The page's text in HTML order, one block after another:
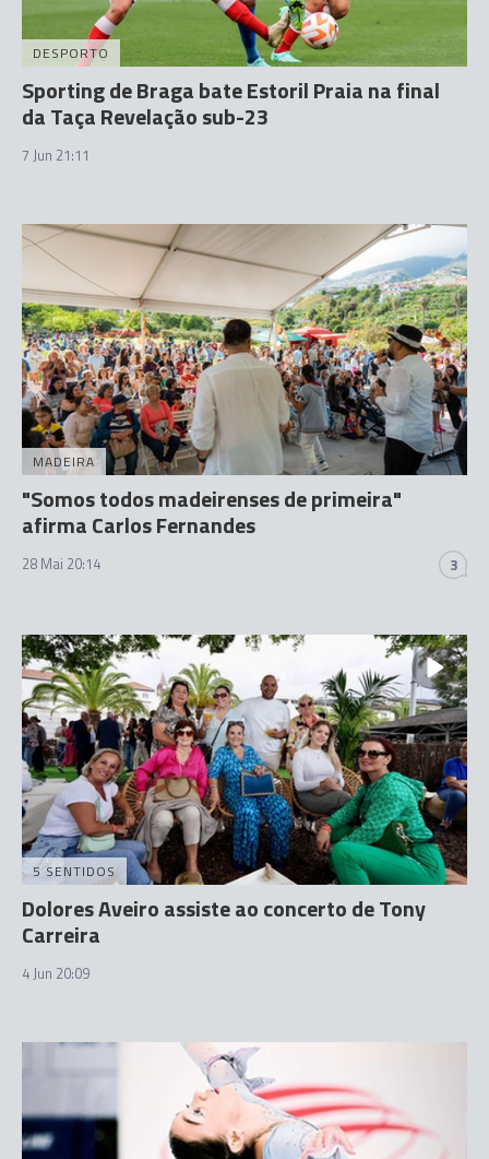
DESPORTO
Sporting de Braga bate Estoril Praia na final
da Taça Revelação sub-23
7 Jun 21:11
MADEIRA
"Somos todos madeirenses de primeira"
afirma Carlos Fernandes
28 Mai 20:14 3
5 SENTIDOS
Dolores Aveiro assiste ao concerto de Tony
Carreira
4 Jun 20:09